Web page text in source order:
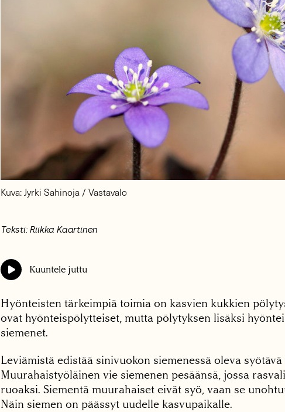
Kuva: Jyrki Sahinoja / Vastavalo
Teksti: Riikka Kaartinen
Kuuntele juttu
Hyönteisten tärkeimpiä toimia on kasvien kukkien
ovat hyönteispölytteiset, mutta pölytyksen lisäksi
siemenet.
Leviämistä edistää sinivuokon siemenessä oleva
Muurahaistyöläinen vie siemenen pesäänsä, jossa
ruoaksi. Siementä muurahaiset eivät syö, vaan se
Näin siemen on päässyt uudelle kasvupaikalle.